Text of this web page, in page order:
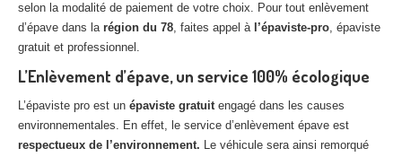
selon la modalité de paiement de votre choix. Pour tout enlèvement
d’épave dans la région du 78, faites appel à l’épaviste-pro, épaviste
gratuit et professionnel.
L’Enlèvement d’épave, un service 100% écologique
L’épaviste pro est un épaviste gratuitengagé dans les causes
environnementales. En effet, le service d’enlèvement épave est
respectueux de l’environnement. Le véhicule sera ainsi remorqué